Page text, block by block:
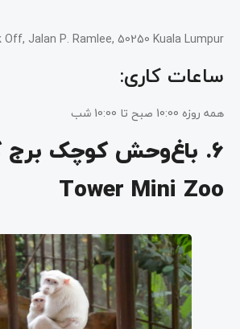
Jalan P. Ramlee, 50250 Kuala Lumpur
ساعات کاری:
همه روزه 10:00 صبح تا 10:00 شب
Tower Mini Zoo